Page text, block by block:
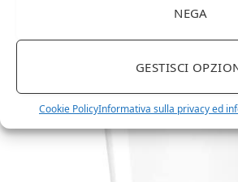
NEGA
GESTISCI
Cookie PolicyInformativa sulla privacy ed